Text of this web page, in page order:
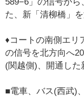
た、新「清柳橋」
♦️コートの南側エリ
の信号を北方向へ
(関越側)、開通した
■電車、バス(西武)